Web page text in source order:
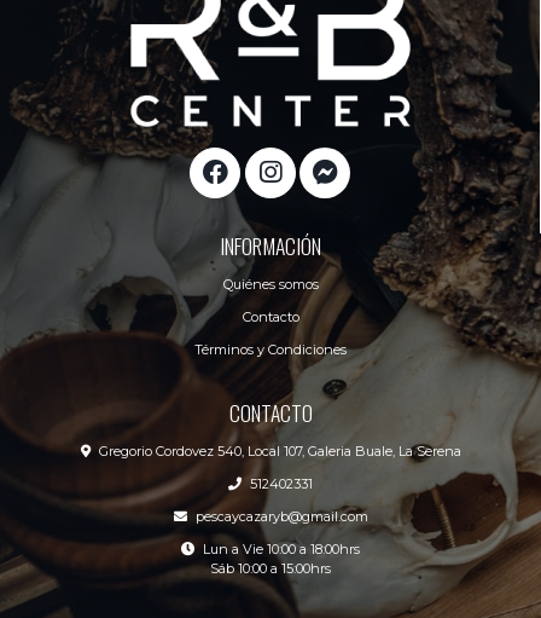
INFORMACIÓN
Quiénes somos
Contacto
Términos y Condiciones
CONTACTO
Gregorio Cordovez 540, Local 107, Galeria Buale, La Serena
512402331
pescaycazaryb@gmail.com
Lun a Vie 10:00 a 18:00hrs
Sáb 10:00 a 15:00hrs